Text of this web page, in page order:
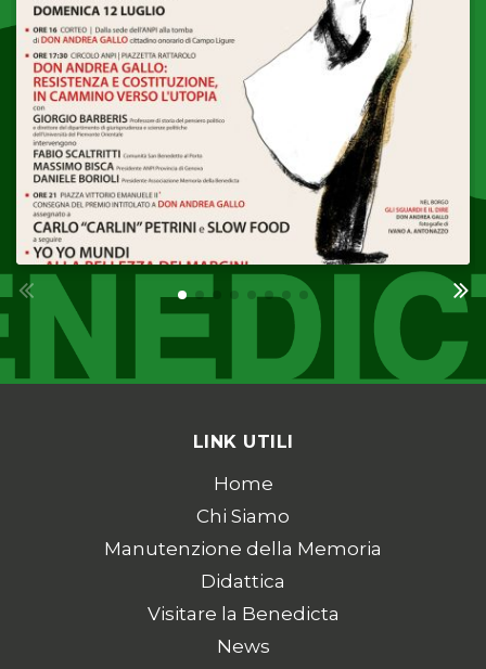
LINK UTILI
Home
Chi Siamo
Manutenzione della Memoria
Didattica
Visitare la Benedicta
News